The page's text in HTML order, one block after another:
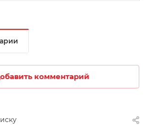
комментарий